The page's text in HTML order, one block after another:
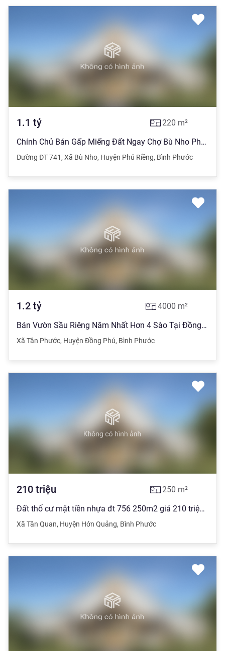
1.1 tỷ 220 m²
Chính Chủ Bán Gấp Miếng Đất Ngay Chợ Bù Nho Phú Riềng Giảm 300 Triệu SHR
Đường ĐT 741 , Xã Bù Nho, Huyện Phú Riềng, Bình Phước
1.2 tỷ 4000 m²
Bán Vườn Sầu Riêng Năm Nhất Hơn 4 Sào Tại Đồng Phú, Bình Phước
Xã Tân Phước, Huyện Đồng Phú, Bình Phước
210 triệu 250 m²
Đất thổ cư mặt tiền nhựa đt 756 250m2 giá 210 triệu, đối diện kcn tân quan
Xã Tân Quan, Huyện Hớn Quảng, Bình Phước